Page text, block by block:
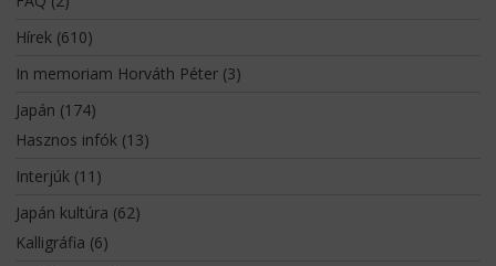
Hírek(610)
In memoriam Horváth Péter(3)
Japán (174)
Hasznos infók(13)
Interjúk(11)
Japán kultúra (62)
Kalligráfia (6)